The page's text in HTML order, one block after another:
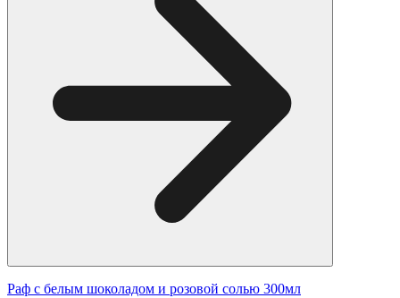
Раф с белым шоколадом и розовой солью 300мл